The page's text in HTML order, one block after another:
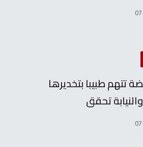
تتهم طبيبا بتخديرها
تحقق